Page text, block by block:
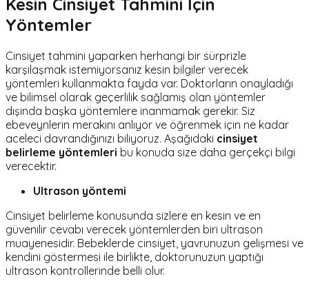
Kesin Cinsiyet Tahmini İçin
Yöntemler
Cinsiyet tahmini yaparken herhangi bir sürprizle
karşılaşmak istemiyorsanız kesin bilgiler verecek
yöntemleri kullanmakta fayda var. Doktorların onayladığı
ve bilimsel olarak geçerlilik sağlamış olan yöntemler
dışında başka yöntemlere inanmamak gerekir. Siz
ebeveynlerin merakını anlıyor ve öğrenmek için ne kadar
aceleci davrandığınızı biliyoruz. Aşağıdaki cinsiyet
belirleme yöntemleri bu konuda size daha gerçekçi bilgi
verecektir.
Ultrason yöntemi
Cinsiyet belirleme konusunda sizlere en kesin ve en
güvenilir cevabı verecek yöntemlerden biri ultrason
muayenesidir. Bebeklerde cinsiyet, yavrunuzun gelişmesi ve
kendini göstermesi ile birlikte, doktorunuzun yaptığı
ultrason kontrollerinde belli olur.